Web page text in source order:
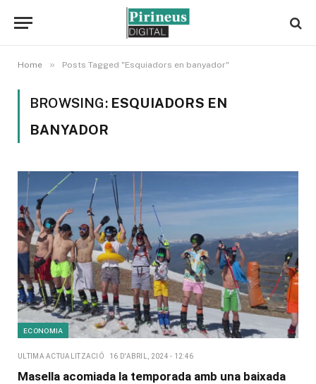
Home » Posts Tagged "Esquiadors en banyador"
BROWSING: ESQUIADORS EN
BANYADOR
ECONOMIA
ULTIMA ACTUALITZACIÓ 16 D'ABRIL, 2024 - 12:46
Masella acomiada la temporada amb una baixada